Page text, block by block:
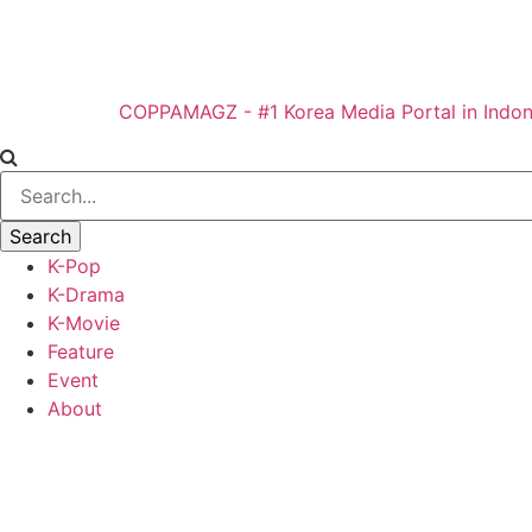
COPPAMAGZ - #1 Korea Media Portal in
K-Pop
K-Drama
K-Movie
Feature
Event
About